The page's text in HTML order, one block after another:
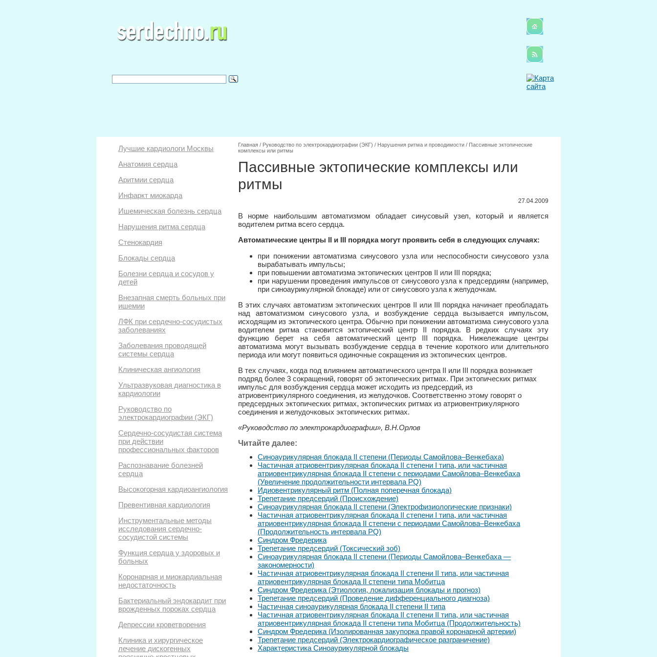
Лучшие кардиологи Москвы
Анатомия сердца
Аритмии сердца
Инфаркт миокарда
Ишемическая болезнь сердца
Нарушения ритма сердца
Стенокардия
Блокады сердца
Болезни сердца и сосудов у
детей
Внезапная смерть больных при
ишемии
ЛФК при сердечно-сосудистых
заболеваниях
Заболевания проводящей
системы сердца
Клиническая ангиология
Ультразвуковая диагностика в
кардиологии
Руководство по
электрокардиографии (ЭКГ)
Сердечно-сосудистая система
при действии
профессиональных факторов
Распознавание болезней
сердца
Высокогорная кардиоангиология
Превентивная кардиология
Инструментальные методы
исследования сердечно-
сосудистой системы
Функция сердца у здоровых и
больных
Коронарная и миокардиальная
недостаточность
Бактериальный эндокардит при
врожденных пороках сердца
Депрессии кроветворения
Клиника и хирургическое
лечение дискогенных
Главная / Руководство по электрокардиографии (ЭКГ) / Нарушения ритма и проводимости / Пассивные эктопические
комплексы или ритмы
Пассивные эктопические комплексы или
ритмы
27.04.2009
В норме наибольшим автоматизмом обладает синусовый узел, который и является
водителем ритма всего сердца.
Автоматические центры II и III порядка могут проявить себя в следующих случаях:
при понижении автоматизма синусового узла или неспособности синусового узла
вырабатывать импульсы;
при повышении автоматизма эктопических центров II или III порядка;
при нарушении проведения импульсов от синусового узла к предсердиям (например,
при синоаурикулярной блокаде) или от синусового узла к желудочкам.
В этих случаях автоматизм эктопических центров II или III порядка начинает преобладать
над автоматизмом синусового узла, и возбуждение сердца вызывается импульсом,
исходящим из эктопического центра. Обычно при понижении автоматизма синусового узла
водителем ритма становится эктопический центр II порядка. В редких случаях эту
функцию берет на себя автоматический центр III порядка. Нижележащие центры
автоматизма могут вызывать возбуждение сердца в течение короткого или длительного
периода или могут появиться одиночные сокращения из эктопических центров.
В тех случаях, когда под влиянием автоматического центра II или III порядка возникает
подряд более 3 сокращений, говорят об эктопических ритмах. При эктопических ритмах
импульс для возбуждения сердца может исходить из предсердий, из
атриовентрикулярного соединения, из желудочков. Соответственно этому говорят о
предсердных эктопических ритмах, эктопических ритмах из атриовентрикулярного
соединения и желудочковых эктопических ритмах.
«Руководство по электрокардиографии», В.Н.Орлов
Читайте далее:
Синоаурикулярная блокада II степени (Периоды Самойлова–Венкебаха)
Частичная атриовентрикулярная блокада II степени I типа, или частичная
атриовентрикулярная блокада II степени с периодами Самойлова–Венкебаха
(Увеличение продолжительности интервала PQ)
Идиовентрикулярный ритм (Полная поперечная блокада)
Трепетание предсердий (Происхождение)
Синоаурикулярная блокада II степени (Электрофизиологические признаки)
Частичная атриовентрикулярная блокада II степени I типа, или частичная
атриовентрикулярная блокада II степени с периодами Самойлова–Венкебаха
(Продолжительность интервала PQ)
Синдром Фредерика
Трепетание предсердий (Токсический зоб)
Синоаурикулярная блокада II степени (Периоды Самойлова–Венкебаха —
закономерности)
Частичная атриовентрикулярная блокада II степени II типа, или частичная
атриовентрикулярная блокада II степени типа Мобитца
Синдром Фредерика (Этиология, локализация блокады и прогноз)
Трепетание предсердий (Проведение дифференциального диагноза)
Частичная синоаурикулярная блокада II степени II типа
Частичная атриовентрикулярная блокада II степени II типа, или частичная
атриовентрикулярная блокада II степени типа Мобитца (Продолжительность)
Синдром Фредерика (Изолированная закупорка правой коронарной артерии)
Трепетание предсердий (Электрокардиографическое разграничение)
Характеристика Синоаурикулярной блокады